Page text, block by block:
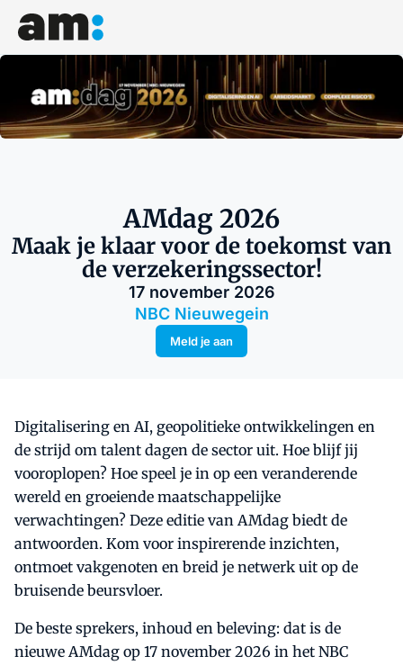
AMdag 2026
Maak je klaar voor de toekomst van
de verzekeringssector!
17 november 2026
NBC Nieuwegein
Meld je aan
Digitalisering en AI, geopolitieke ontwikkelingen en
de strijd om talent dagen de sector uit. Hoe blijf jij
vooroplopen? Hoe speel je in op een veranderende
wereld en groeiende maatschappelijke
verwachtingen? Deze editie van AMdag biedt de
antwoorden. Kom voor inspirerende inzichten,
ontmoet vakgenoten en breid je netwerk uit op de
bruisende beursvloer.
De beste sprekers, inhoud en beleving: dat is de
nieuwe AMdag op 17 november 2026 in het NBC